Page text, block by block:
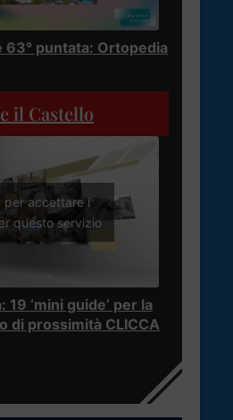
63° puntata: Ortopedia
il Castello
per accettare i
questo servizio
19 ‘mini guide’ per la
di prossimità CLICCA